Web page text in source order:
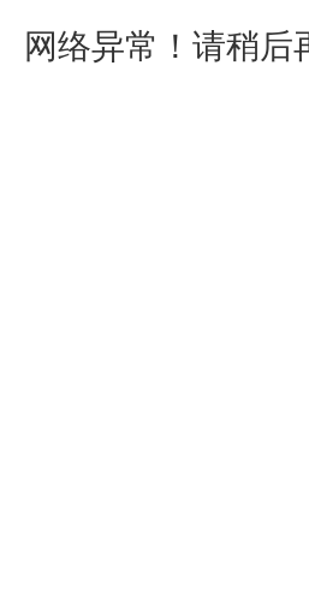
网络异常！请稍后